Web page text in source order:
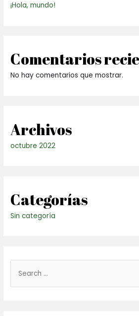
¡Hola, mundo!
Comentarios
No hay comentarios que mostrar.
Archivos
octubre 2022
Categorías
Sin categoría